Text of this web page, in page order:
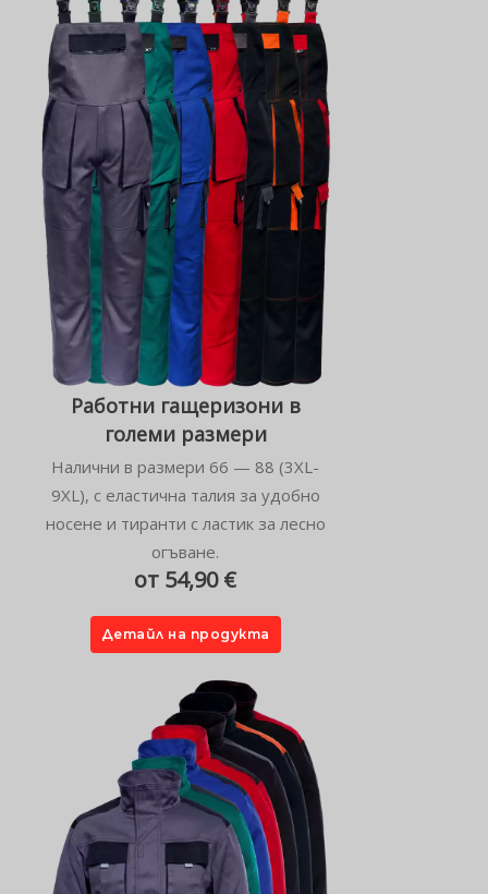
Работни гащеризони в
големи размери
Налични в размери 66 — 88 (3XL-
9XL), с еластична талия за удобно
носене и тиранти с ластик за лесно
огъване.
от 54,90 €
Детайл на продукта